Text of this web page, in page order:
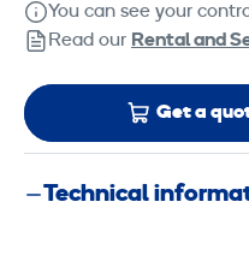
You can see your
Read our Rental and
Get a
Technical